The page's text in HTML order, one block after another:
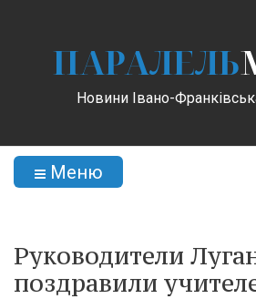
ПАРАЛЕЛЬ
Новини Івано-
Меню
Руководители
поздравили